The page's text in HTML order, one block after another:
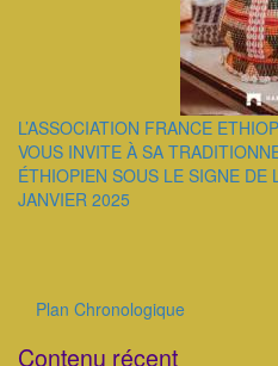
L’ASSOCIATION FRANCE
VOUS INVITE À SA
ÉTHIOPIEN SOUS LE SIGNE DE
JANVIER 2025
Plan Chronologique
Contenu récent